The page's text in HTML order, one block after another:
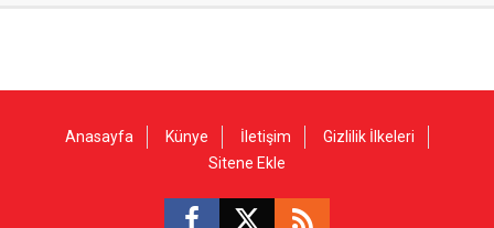
Anasayfa Künye İletişim
Gizlilik İlkeleri
Sitene Ekle